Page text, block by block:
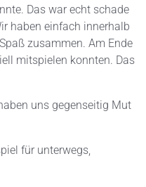
Das war echt schade
haben einfach innerhalb
zusammen. Am Ende
mitspielen konnten. Das
uns gegenseitig Mut
für unterwegs,